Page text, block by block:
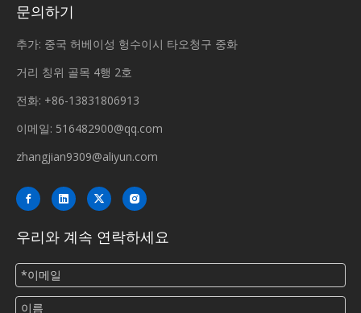
문의하기
추가: 중국 허베이성 헝수이시 타오청구 중화
거리 칭위 골목 4행 2호
전화: +86-13831806913
이메일: 516482900@qq.com
zhangjian9309@aliyun.com
우리와 계속 연락하세요